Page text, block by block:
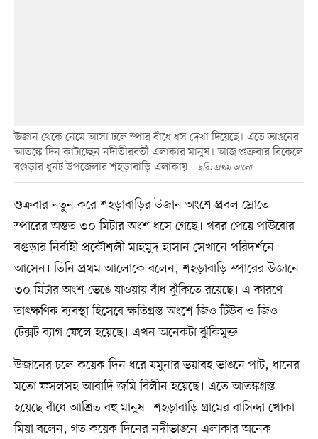
উজান থেকে নেমে আসা ঢলে স্পার বাঁধে ধস দেখা দিয়েছে। এতে ভাঙনের
আতঙ্কে দিন কাটাচ্ছেন নদীতীরবর্তী এলাকার মানুষ। আজ শুক্রবার বিকেলে
বগুড়ার ধুনট উপজেলার শহড়াবাড়ি এলাকায়
ছবি: প্রথম আলো
শুক্রবার নতুন করে শহড়াবাড়ির উজান অংশে প্রবল স্রোতে
স্পারের অন্তত ৩০ মিটার অংশ ধসে গেছে। খবর পেয়ে পাউবোর
বগুড়ার নির্বাহী প্রকৌশলী মাহমুদ হাসান সেখানে পরিদর্শনে
আসেন। তিনি প্রথম আলোকে বলেন, শহড়াবাড়ি স্পারের উজানে
৩০ মিটার অংশ ভেঙে যাওয়ায় বাঁধ ঝুঁকিতে রয়েছে। এ কারণে
তাৎক্ষণিক ব্যবস্থা হিসেবে ক্ষতিগ্রস্ত অংশে জিও টিউব ও জিও
টেক্সট ব্যাগ ফেলে হয়েছে। এখন অনেকটা ঝুঁকিমুক্ত।
উজানের ঢলে কয়েক দিন ধরে যমুনার ভয়াবহ ভাঙনে পাট, ধানের
মতো ফসলসহ আবাদি জমি বিলীন হয়েছে। এতে আতঙ্কগ্রস্ত
হয়েছে বাঁধে আশ্রিত বহু মানুষ। শহড়াবাড়ি গ্রামের বাসিন্দা খোকা
মিয়া বলেন, গত কয়েক দিনের নদীভাঙনে এলাকার অনেক